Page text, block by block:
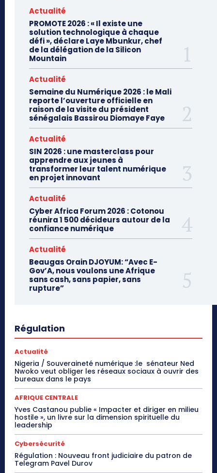
Actualité
PROMOTE 2026 : « Il existe une
solution technologique à chaque
défi », déclare Laye Mbunkur, chef
de la délégation de la Silicon
Mountain
Actualité
Semaine du Numérique 2026 : le Mali
reporte l’ouverture officielle en
raison de la visite du président
sénégalais Bassirou Diomaye Faye
Actualité
SIN 2026 : une masterclass pour
apprendre aux jeunes à
transformer leur talent numérique
en projet innovant
Actualité
Cyber Africa Forum 2026 : Cotonou
réunira 1 500 décideurs autour de la
confiance numérique
Actualité
Beaugas Orain DJOYUM: “Avec E-
Gov’A, nous voulons une Afrique
sans cash, sans papier, sans
rupture”
Régulation
Actualité
Nigeria / Souveraineté numérique :le sénateur Ned
Nwoko veut obliger les réseaux sociaux à ouvrir des
bureaux dans le pays
AFRIQUE CENTRALE
Yves Castanou publie « Impacter et diriger en milieu
hostile », un livre sur la dimension spirituelle du
leadership
Cybersécurité
Régulation : Nouveau front judiciaire du patron de
Telegram Pavel Durov